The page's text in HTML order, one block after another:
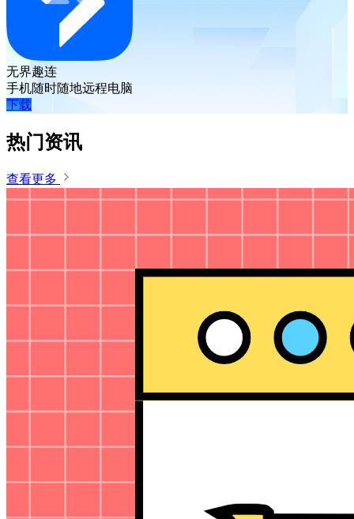
无界趣连
手机随时随地远程电脑
下载
热门资讯
查看更多